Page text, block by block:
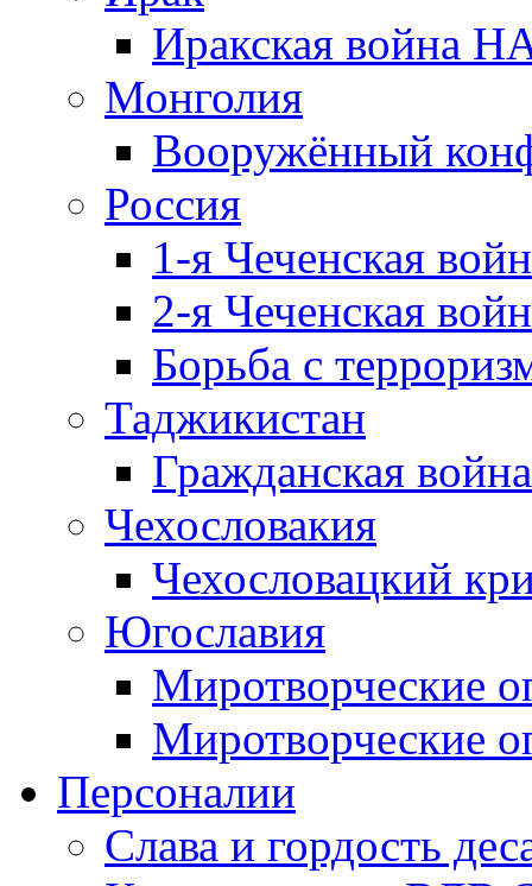
Иракская война
Монголия
Вооружённый
Россия
1-я Чеченская
2-я Чеченская
Борьба с
Таджикистан
Гражданская
Чехословакия
Чехословацкий
Югославия
Миротворческие
Миротворческие
Персоналии
Слава и гордость